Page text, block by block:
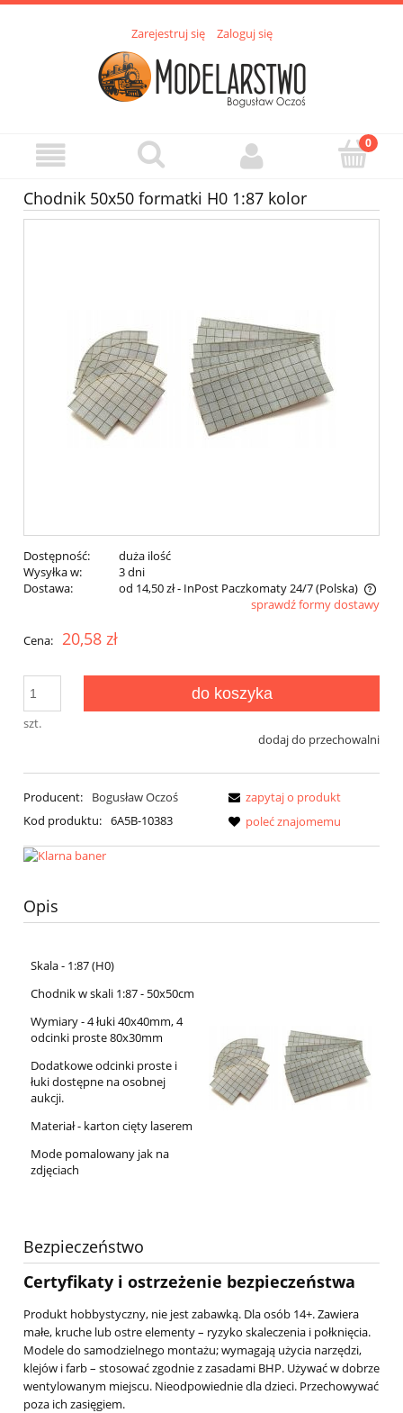
Zarejestruj się Zaloguj się
Chodnik 50x50 formatki H0 1:87 kolor
Dostępność:
duża ilość
Wysyłka w:
3 dni
Dostawa:
od 14,50 zł- InPost Paczkomaty 24/7(Polska)
Cena nie zawiera ewentualnych kosztów płatnościsprawdź formy dostawy
Cena: 20,58 zł
szt.
do koszyka
dodaj do przechowalni
Producent:
Bogusław Oczoś
Kod produktu: 6A5B-10383
zapytaj o produkt
poleć znajomemu
Opis
Skala - 1:87 (H0)
Chodnik w skali 1:87 - 50x50cm
Wymiary - 4 łuki 40x40mm, 4
odcinki proste 80x30mm
Dodatkowe odcinki proste i
łuki dostępne na osobnej
aukcji.
Materiał - karton cięty laserem
Mode pomalowany jak na
zdjęciach
Bezpieczeństwo
Certyfikaty i ostrzeżenie bezpieczeństwa
Produkt hobbystyczny, nie jest zabawką. Dla osób 14+. Zawiera
małe, kruche lub ostre elementy – ryzyko skaleczenia i połknięcia.
Modele do samodzielnego montażu; wymagają użycia narzędzi,
klejów i farb – stosować zgodnie z zasadami BHP. Używać w dobrze
wentylowanym miejscu. Nieodpowiednie dla dzieci. Przechowywać
poza ich zasięgiem.